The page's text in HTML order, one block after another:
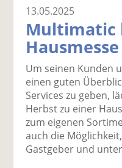
13.05.2025
Multimatic
Um seinen Kunden
einen guten
Services zu geben,
Herbst zu einer
zum eigenen
auch die
Gastgeber und